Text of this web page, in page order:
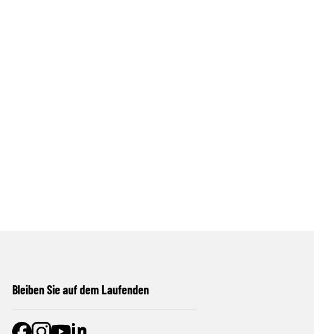
Bleiben Sie auf dem Laufenden